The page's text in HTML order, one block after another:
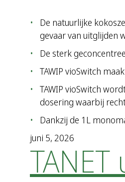
De natuurlijke
gevaar van uitglijden
De sterk
TAWIP vioSwitch
TAWIP vioSwitch
dosering waarbij
Dankzij de 1L
juni 5, 2026